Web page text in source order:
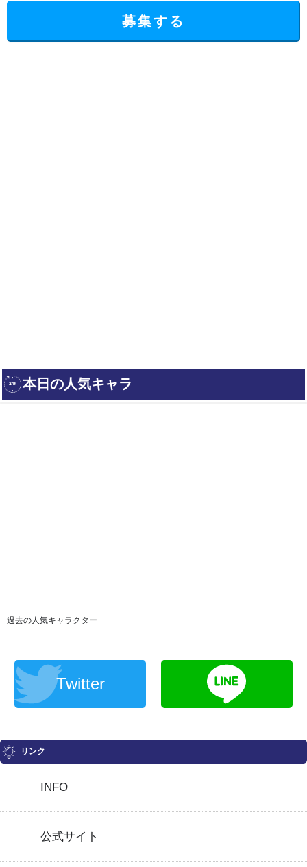
募集する
過去の人気キャラクター
Twitter
リンク
INFO
公式サイト